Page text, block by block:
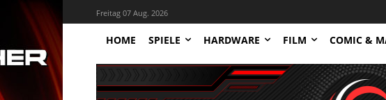
Freitag 07 Aug. 2026
HOME SPIELE HARDWARE FILM COMIC &